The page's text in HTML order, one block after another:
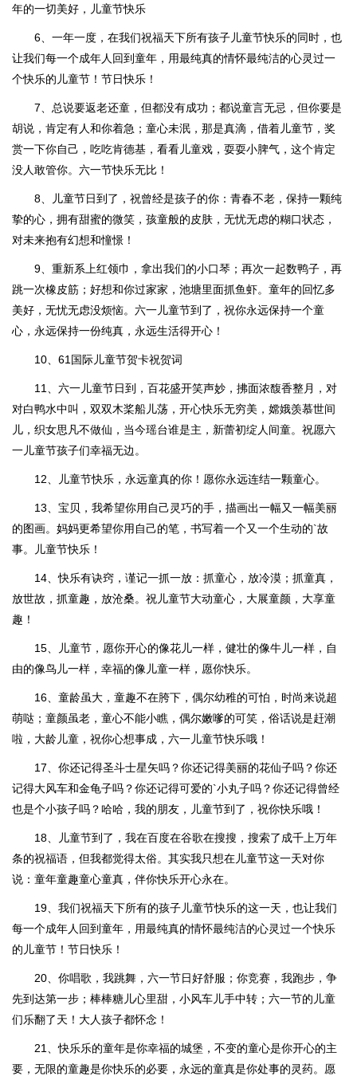
年的一切美好，儿童节快乐
6、一年一度，在我们祝福天下所有孩子儿童节快乐的同时，也
让我们每一个成年人回到童年，用最纯真的情怀最纯洁的心灵过一
个快乐的儿童节！节日快乐！
7、总说要返老还童，但都没有成功；都说童言无忌，但你要是
胡说，肯定有人和你着急；童心未泯，那是真滴，借着儿童节，奖
赏一下你自己，吃吃肯德基，看看儿童戏，耍耍小脾气，这个肯定
没人敢管你。六一节快乐无比！
8、儿童节日到了，祝曾经是孩子的你：青春不老，保持一颗纯
挚的心，拥有甜蜜的微笑，孩童般的皮肤，无忧无虑的糊口状态，
对未来抱有幻想和憧憬！
9、重新系上红领巾，拿出我们的小口琴；再次一起数鸭子，再
跳一次橡皮筋；好想和你过家家，池塘里面抓鱼虾。童年的回忆多
美好，无忧无虑没烦恼。六一儿童节到了，祝你永远保持一个童
心，永远保持一份纯真，永远生活得开心！
10、61国际儿童节贺卡祝贺词
11、六一儿童节日到，百花盛开笑声妙，拂面浓馥香整月，对
对白鸭水中叫，双双木桨船儿荡，开心快乐无穷美，嫦娥羡慕世间
儿，织女思凡不做仙，当今瑶台谁是主，新蕾初绽人间童。祝愿六
一儿童节孩子们幸福无边。
12、儿童节快乐，永远童真的你！愿你永远连结一颗童心。
13、宝贝，我希望你用自己灵巧的手，描画出一幅又一幅美丽
的图画。妈妈更希望你用自己的笔，书写着一个又一个生动的`故
事。儿童节快乐！
14、快乐有诀窍，谨记一抓一放：抓童心，放冷漠；抓童真，
放世故，抓童趣，放沧桑。祝儿童节大动童心，大展童颜，大享童
趣！
15、儿童节，愿你开心的像花儿一样，健壮的像牛儿一样，自
由的像鸟儿一样，幸福的像儿童一样，愿你快乐。
16、童龄虽大，童趣不在胯下，偶尔幼稚的可怕，时尚来说超
萌哒；童颜虽老，童心不能小瞧，偶尔嫩嗲的可笑，俗话说是赶潮
啦，大龄儿童，祝你心想事成，六一儿童节快乐哦！
17、你还记得圣斗士星矢吗？你还记得美丽的花仙子吗？你还
记得大风车和金龟子吗？你还记得可爱的`小丸子吗？你还记得曾经
也是个小孩子吗？哈哈，我的朋友，儿童节到了，祝你快乐哦！
18、儿童节到了，我在百度在谷歌在搜搜，搜索了成千上万年
条的祝福语，但我都觉得太俗。其实我只想在儿童节这一天对你
说：童年童趣童心童真，伴你快乐开心永在。
19、我们祝福天下所有的孩子儿童节快乐的这一天，也让我们
每一个成年人回到童年，用最纯真的情怀最纯洁的心灵过一个快乐
的儿童节！节日快乐！
20、你唱歌，我跳舞，六一节日好舒服；你竞赛，我跑步，争
先到达第一步；棒棒糖儿心里甜，小风车儿手中转；六一节的儿童
们乐翻了天！大人孩子都怀念！
21、快乐乐的童年是你幸福的城堡，不变的童心是你开心的主
要，无限的童趣是你快乐的必要，永远的童真是你处事的灵药。愿